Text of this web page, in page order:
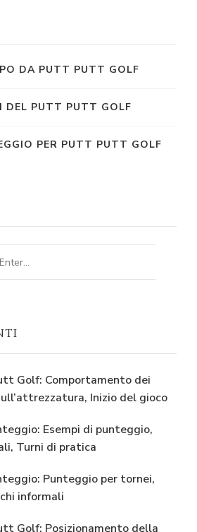
DA PUTT PUTT GOLF
DEL PUTT PUTT GOLF
PER PUTT PUTT GOLF
Golf: Comportamento dei
Inizio del gioco
Esempi di punteggio,
Turni di pratica
Punteggio per tornei,
informali
Golf: Posizionamento della